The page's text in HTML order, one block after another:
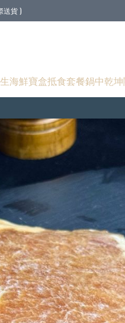
送貨 )
海鮮寶盒抵食套餐鍋中乾坤